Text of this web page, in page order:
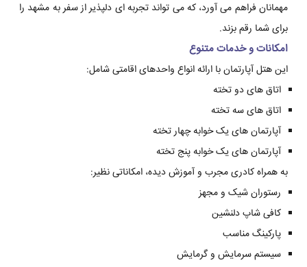
مهمانان فراهم می آورد، که می تواند تجربه ای دلپذیر از سفر به مشهد را
برای شما رقم بزند.
امکانات و خدمات متنوع
این هتل آپارتمان با ارائه انواع واحدهای اقامتی شامل:
اتاق های دو تخته
اتاق های سه تخته
آپارتمان های یک خوابه چهار تخته
آپارتمان های یک خوابه پنج تخته
به همراه کادری مجرب و آموزش دیده، امکاناتی نظیر:
رستوران شیک و مجهز
کافی شاپ دلنشین
پارکینگ مناسب
سیستم سرمایش و گرمایش